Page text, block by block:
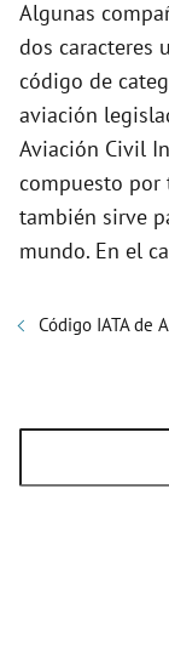
Algunas
dos caracteres
código de
aviación
Aviación Civil
compuesto por
también sirve
mundo. En el
Código IATA de